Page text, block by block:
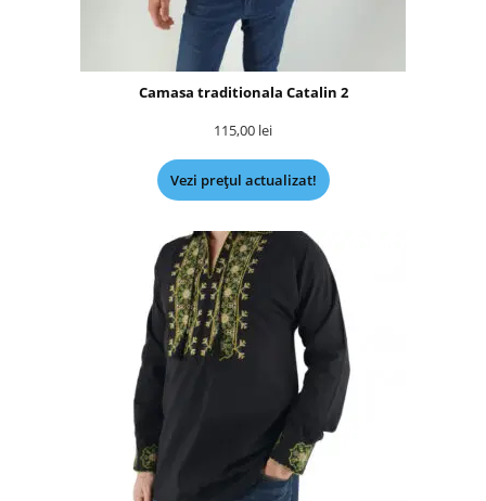
Camasa traditionala Catalin 2
115,00 lei
Vezi prețul actualizat!